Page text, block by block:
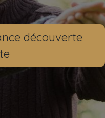
découverte